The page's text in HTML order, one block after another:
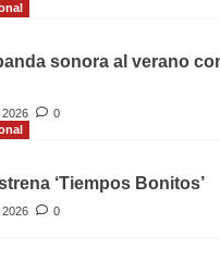
sonora al verano
2026
0
‘Tiempos Bonitos’
2026 0